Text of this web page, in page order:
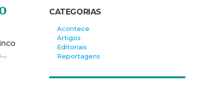
CATEGORIAS
Acontece
Artigos
Editoriais
Reportagens